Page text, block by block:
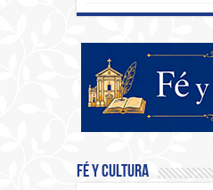
Fé y Cultura